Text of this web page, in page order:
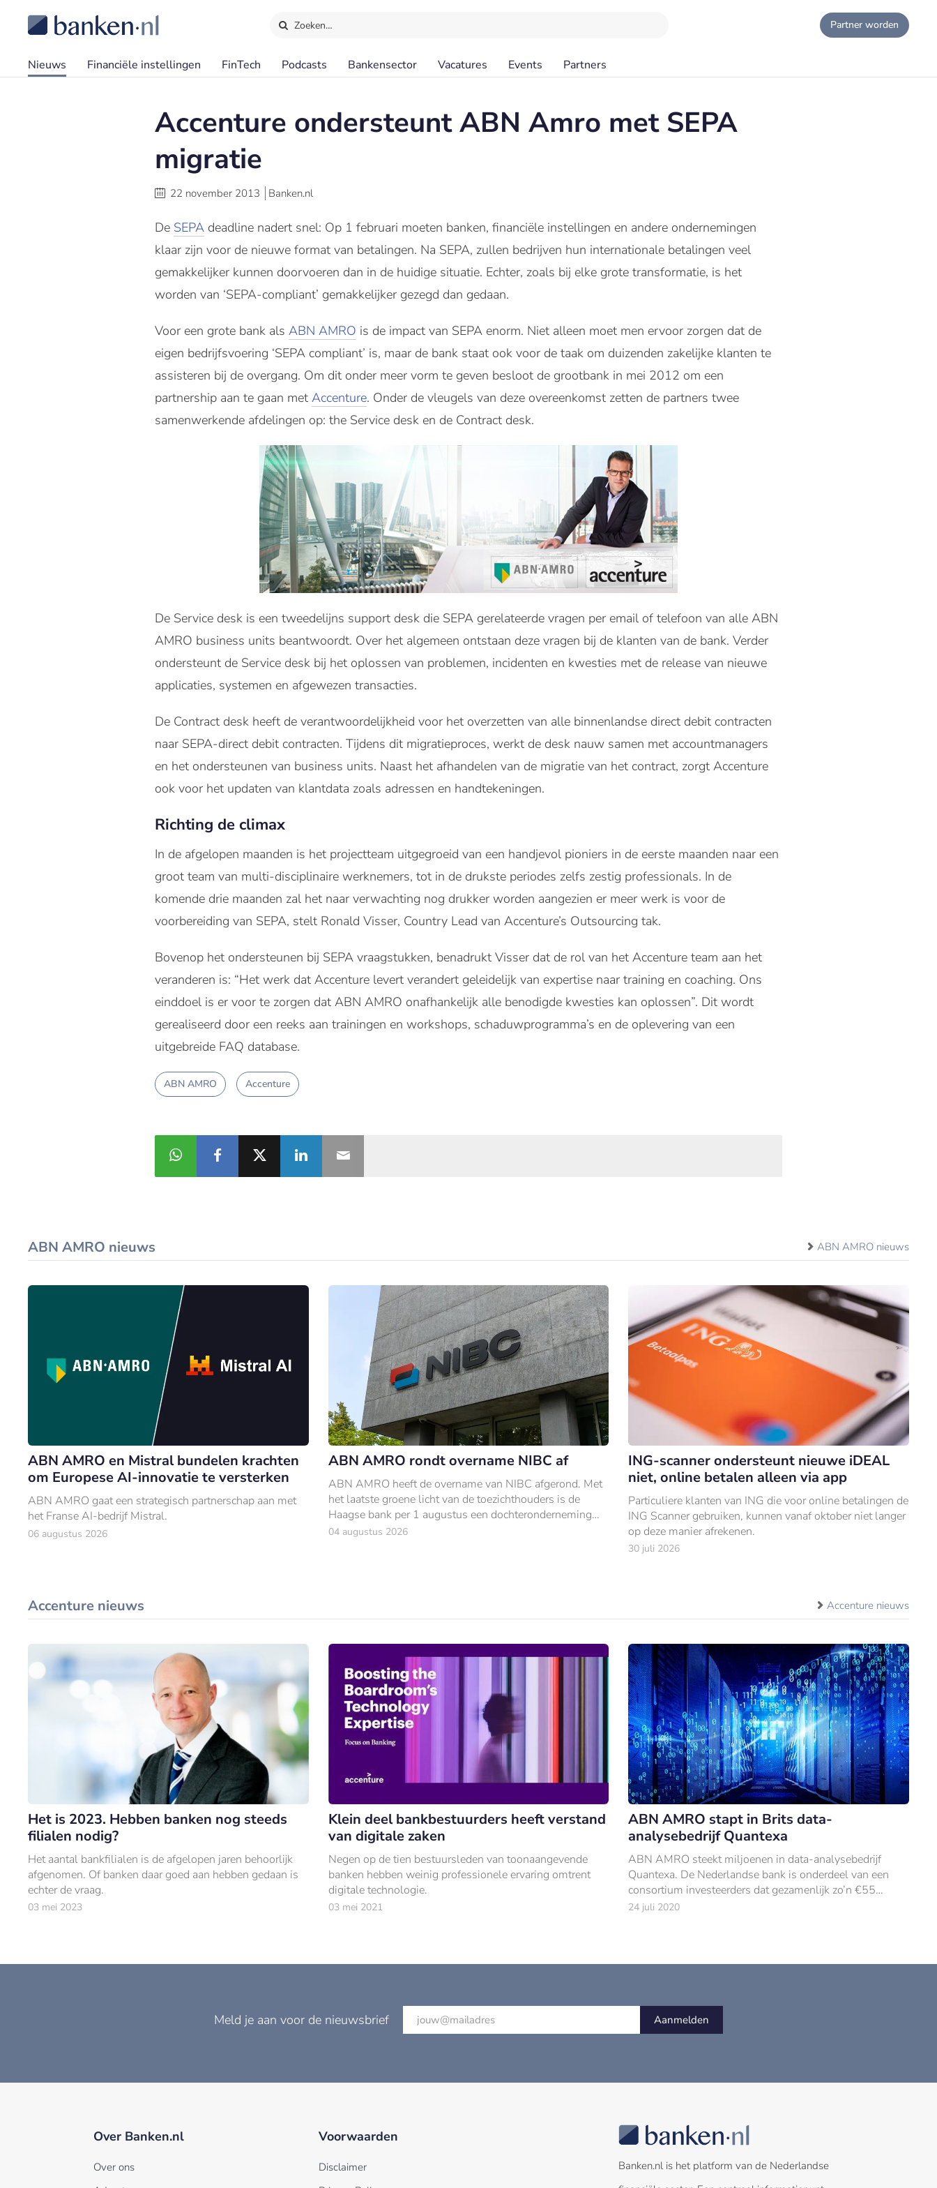
Zoeken… Partner worden
Nieuws Financiële instellingen FinTech Podcasts Bankensector Vacatures Events Partners
Accenture ondersteunt ABN Amro met SEPA
migratie
22 november 2013 Banken.nl
De SEPA deadline nadert snel: Op 1 februari moeten banken, financiële instellingen en andere ondernemingen
klaar zijn voor de nieuwe format van betalingen. Na SEPA, zullen bedrijven hun internationale betalingen veel
gemakkelijker kunnen doorvoeren dan in de huidige situatie. Echter, zoals bij elke grote transformatie, is het
worden van ‘SEPA-compliant’ gemakkelijker gezegd dan gedaan.
Voor een grote bank als ABN AMRO is de impact van SEPA enorm. Niet alleen moet men ervoor zorgen dat de
eigen bedrijfsvoering ‘SEPA compliant’ is, maar de bank staat ook voor de taak om duizenden zakelijke klanten te
assisteren bij de overgang. Om dit onder meer vorm te geven besloot de grootbank in mei 2012 om een
partnership aan te gaan met Accenture. Onder de vleugels van deze overeenkomst zetten de partners twee
samenwerkende afdelingen op: the Service desk en de Contract desk.
De Service desk is een tweedelijns support desk die SEPA gerelateerde vragen per email of telefoon van alle ABN
AMRO business units beantwoordt. Over het algemeen ontstaan deze vragen bij de klanten van de bank. Verder
ondersteunt de Service desk bij het oplossen van problemen, incidenten en kwesties met de release van nieuwe
applicaties, systemen en afgewezen transacties.
De Contract desk heeft de verantwoordelijkheid voor het overzetten van alle binnenlandse direct debit contracten
naar SEPA-direct debit contracten. Tijdens dit migratieproces, werkt de desk nauw samen met accountmanagers
en het ondersteunen van business units. Naast het afhandelen van de migratie van het contract, zorgt Accenture
ook voor het updaten van klantdata zoals adressen en handtekeningen.
Richting de climax
In de afgelopen maanden is het projectteam uitgegroeid van een handjevol pioniers in de eerste maanden naar een
groot team van multi-disciplinaire werknemers, tot in de drukste periodes zelfs zestig professionals. In de
komende drie maanden zal het naar verwachting nog drukker worden aangezien er meer werk is voor de
voorbereiding van SEPA, stelt Ronald Visser, Country Lead van Accenture’s Outsourcing tak.
Bovenop het ondersteunen bij SEPA vraagstukken, benadrukt Visser dat de rol van het Accenture team aan het
veranderen is: “Het werk dat Accenture levert verandert geleidelijk van expertise naar training en coaching. Ons
einddoel is er voor te zorgen dat ABN AMRO onafhankelijk alle benodigde kwesties kan oplossen”. Dit wordt
gerealiseerd door een reeks aan trainingen en workshops, schaduwprogramma’s en de oplevering van een
uitgebreide FAQ database.
ABN AMRO Accenture
ABN AMRO nieuws ABN AMRO nieuws
ABN AMRO en Mistral bundelen krachten
om Europese AI-innovatie te versterken
ABN AMRO gaat een strategisch partnerschap aan met
het Franse AI-bedrijf Mistral.
06 augustus 2026
ABN AMRO rondt overname NIBC af
ABN AMRO heeft de overname van NIBC afgerond. Met
het laatste groene licht van de toezichthouders is de
Haagse bank per 1 augustus een dochteronderneming
van ABN AMRO.
04 augustus 2026
ING-scanner ondersteunt nieuwe iDEAL
niet, online betalen alleen via app
Particuliere klanten van ING die voor online betalingen de
ING Scanner gebruiken, kunnen vanaf oktober niet langer
op deze manier afrekenen.
30 juli 2026
Accenture nieuws Accenture nieuws
Het is 2023. Hebben banken nog steeds
filialen nodig?
Het aantal bankfilialen is de afgelopen jaren behoorlijk
afgenomen. Of banken daar goed aan hebben gedaan is
echter de vraag.
03 mei 2023
Klein deel bankbestuurders heeft verstand
van digitale zaken
Negen op de tien bestuursleden van toonaangevende
banken hebben weinig professionele ervaring omtrent
digitale technologie.
03 mei 2021
ABN AMRO stapt in Brits data-
analysebedrijf Quantexa
ABN AMRO steekt miljoenen in data-analysebedrijf
Quantexa. De Nederlandse bank is onderdeel van een
consortium investeerders dat gezamenlijk zo’n €55
miljoen steekt in het Britse softwarebedrijf.
24 juli 2020
Meld je aan voor de nieuwsbrief Aanmelden
Over Banken.nl
Over ons
Voorwaarden
Disclaimer
Banken.nl is het platform van de Nederlandse